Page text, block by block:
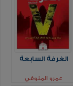
الغرفة السابعة
عمرو المنوفي